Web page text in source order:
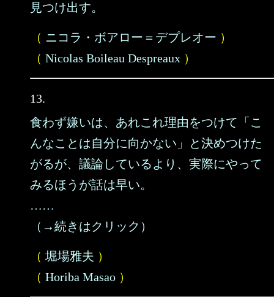
見つけ出す。
（ ニコラ・ボアロー＝デプレオー ）
（ Nicolas Boileau Despreaux ）
13.
食わず嫌いは、あれこれ理由をつけて「こ
んなことは自分に向かない」と決めつけた
がるが、議論しているより、実際にやって
みるほうが話は早い。
……
（→続きはクリック）
（ 堀場雅夫 ）
（ Horiba Masao ）